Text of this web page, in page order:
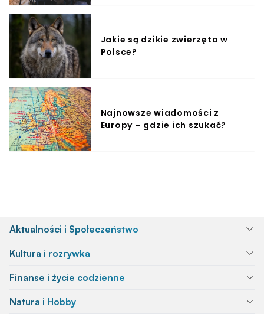
Jakie są dzikie zwierzęta w
Polsce?
Najnowsze wiadomości z
Europy – gdzie ich szukać?
Aktualności i Społeczeństwo
Kultura i rozrywka
Finanse i życie codzienne
Natura i Hobby